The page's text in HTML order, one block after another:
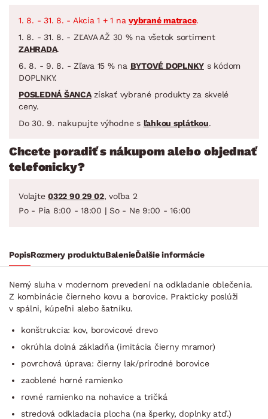
1. 8. - 31. 8. - Akcia 1 + 1 na vybrané matrace.
1. 8. - 31. 8. - ZĽAVA AŽ 30 % na všetok sortiment
ZAHRADA.
6. 8. - 9. 8. - Zľava 15 % na BYTOVÉ DOPLNKY s kódom
DOPLNKY.
POSLEDNÁ ŠANCAzískať vybrané produkty za skvelé
ceny.
Do 30. 9. nakupujte výhodne s ľahkou splátkou.
Chcete poradiť s nákupom alebo objednať
telefonicky?
Volajte 0322 90 29 02, voľba 2
Po - Pia 8:00 - 18:00 | So - Ne 9:00 - 16:00
PopisRozmery produktuBalenieĎalšie informácie
Nemý sluha v modernom prevedení na odkladanie oblečenia.
Z kombinácie čierneho kovu a borovice. Prakticky poslúži
v spálni, kúpeľni alebo šatníku.
konštrukcia: kov, borovicové drevo
okrúhla dolná základňa (imitácia čierny mramor)
povrchová úprava: čierny lak/prírodné borovice
zaoblené horné ramienko
rovné ramienko na nohavice a tričká
stredová odkladacia plocha (na šperky, doplnky atď.)